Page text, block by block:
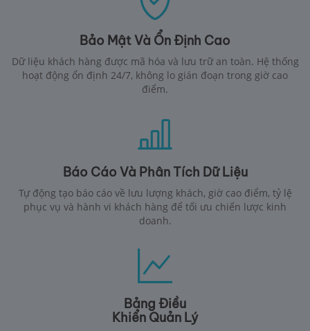
Bảo Mật Và Ổn Định Cao
Dữ liệu khách hàng được mã hóa và lưu trữ an toàn. Hệ thống
hoạt động ổn định 24/7, không lo gián đoạn trong giờ cao
điểm.
Báo Cáo Và Phân Tích Dữ Liệu
Tự động tạo báo cáo về lưu lượng khách, giờ cao điểm, tỷ lệ
phục vụ và hành vi khách hàng để tối ưu chiến lược kinh
doanh.
Bảng Điều
Khiển Quản Lý